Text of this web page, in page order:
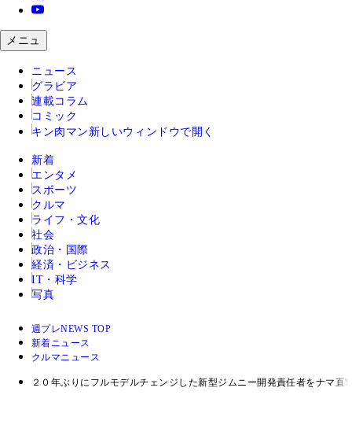
メニュ
ニュース
グラビア
連載コラム
コミック
キン肉マン 新しいウィンドウで開く
新着
エンタメ
スポーツ
クルマ
ライフ・文化
社会
政治・国際
経済・ビジネス
IT・科学
写真
週プレNEWS TOP
新着ニュース
クルマニュース
２０年ぶりにフルモデルチェンジした新型ジムニー開発責任者をナマ